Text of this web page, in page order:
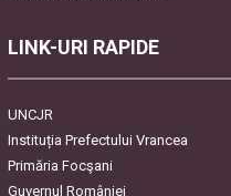
LINK-URI RAPIDE
UNCJR
Instituția Prefectului Vrancea
Primăria Focşani
Guvernul României